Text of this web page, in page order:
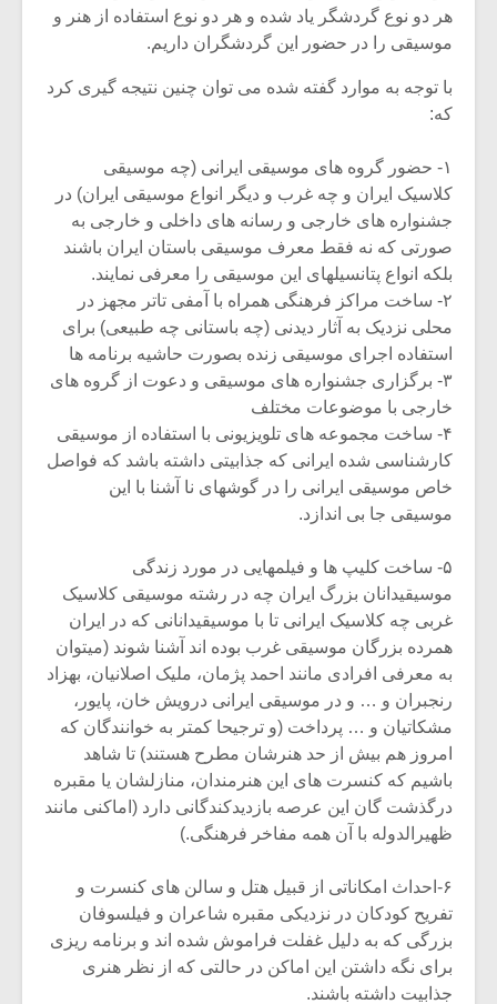
هر دو نوع گردشگر یاد شده و هر دو نوع استفاده از هنر و
موسیقی را در حضور این گردشگران داریم.
با توجه به موارد گفته شده می توان چنین نتیجه گیری کرد
که:
۱- حضور گروه های موسیقی ایرانی (چه موسیقی
کلاسیک ایران و چه غرب و دیگر انواع موسیقی ایران) در
جشنواره های خارجی و رسانه های داخلی و خارجی به
صورتی که نه فقط معرف موسیقی باستان ایران باشند
بلکه انواع پتانسیلهای این موسیقی را معرفی نمایند.
۲- ساخت مراکز فرهنگی همراه با آمفی تاتر مجهز در
محلی نزدیک به آثار دیدنی (چه باستانی چه طبیعی) برای
استفاده اجرای موسیقی زنده بصورت حاشیه برنامه ها
۳- برگزاری جشنواره های موسیقی و دعوت از گروه های
خارجی با موضوعات مختلف
۴- ساخت مجموعه های تلویزیونی با استفاده از موسیقی
کارشناسی شده ایرانی که جذابیتی داشته باشد که فواصل
خاص موسیقی ایرانی را در گوشهای نا آشنا با این
موسیقی جا بی اندازد.
۵- ساخت کلیپ ها و فیلمهایی در مورد زندگی
موسیقیدانان بزرگ ایران چه در رشته موسیقی کلاسیک
غربی چه کلاسیک ایرانی تا با موسیقیدانانی که در ایران
همرده بزرگان موسیقی غرب بوده اند آشنا شوند (میتوان
به معرفی افرادی مانند احمد پژمان، ملیک اصلانیان، بهزاد
رنجبران و … و در موسیقی ایرانی درویش خان، پایور،
مشکاتیان و … پرداخت (و ترجیحا کمتر به خوانندگان که
امروز هم بیش از حد هنرشان مطرح هستند) تا شاهد
باشیم که کنسرت های این هنرمندان، منازلشان یا مقبره
درگذشت گان این عرصه بازدیدکندگانی دارد (اماکنی مانند
ظهیرالدوله با آن همه مفاخر فرهنگی.)
۶-احداث امکاناتی از قبیل هتل و سالن های کنسرت و
تفریح کودکان در نزدیکی مقبره شاعران و فیلسوفان
بزرگی که به دلیل غفلت فراموش شده اند و برنامه ریزی
برای نگه داشتن این اماکن در حالتی که از نظر هنری
جذابیت داشته باشند.